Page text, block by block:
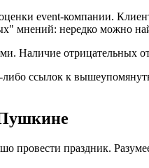
event-компании.
мнений: нередко можно
Наличие отрицательных
ссылок к
провести праздник.